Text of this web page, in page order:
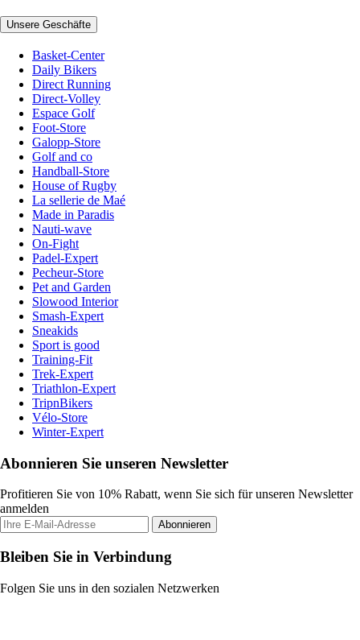
Unsere Geschäfte
Basket-Center
Daily Bikers
Direct Running
Direct-Volley
Espace Golf
Foot-Store
Galopp-Store
Golf and co
Handball-Store
House of Rugby
La sellerie de Maé
Made in Paradis
Nauti-wave
On-Fight
Padel-Expert
Pecheur-Store
Pet and Garden
Slowood Interior
Smash-Expert
Sneakids
Sport is good
Training-Fit
Trek-Expert
Triathlon-Expert
TripnBikers
Vélo-Store
Winter-Expert
Abonnieren Sie unseren Newsletter
Profitieren Sie von 10% Rabatt, wenn Sie sich für unseren Newsletter
anmelden
Abonnieren
Bleiben Sie in Verbindung
Folgen Sie uns in den sozialen Netzwerken